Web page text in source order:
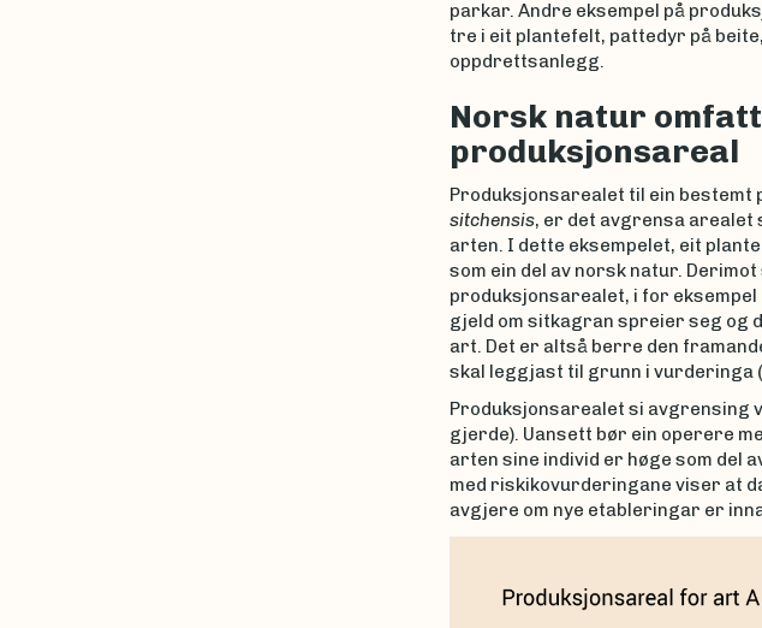
parkar. Andre eksempel på
tre i eit plantefelt, pattedyr på
oppdrettsanlegg.
Norsk natur
produksjonsareal
Produksjonsarealet til ein
sitchensis, er det avgrensa arealet
arten. I dette eksempelet, eit
som ein del av norsk natur.
produksjonsarealet, i for
gjeld om sitkagran spreier seg og
art. Det er altså berre den
skal leggjast til grunn i vurderinga
Produksjonsarealet si avgrensing
gjerde). Uansett bør ein operere
arten sine individ er høge som del
med riskikovurderingane viser at
avgjere om nye etableringar er